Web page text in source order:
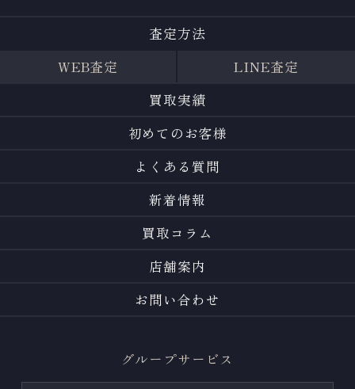
査定方法
WEB査定
LINE査定
買取実績
初めてのお客様
よくある質問
新着情報
買取コラム
店舗案内
お問い合わせ
グループサービス